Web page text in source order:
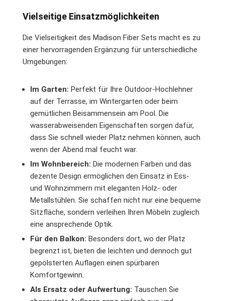
Vielseitige Einsatzmöglichkeiten
Die Vielseitigkeit des Madison Fiber Sets macht es zu
einer hervorragenden Ergänzung für unterschiedliche
Umgebungen:
Im Garten: Perfekt für Ihre Outdoor-Hochlehner
auf der Terrasse, im Wintergarten oder beim
gemütlichen Beisammensein am Pool. Die
wasserabweisenden Eigenschaften sorgen dafür,
dass Sie schnell wieder Platz nehmen können, auch
wenn der Abend mal feucht war.
Im Wohnbereich: Die modernen Farben und das
dezente Design ermöglichen den Einsatz in Ess-
und Wohnzimmern mit eleganten Holz- oder
Metallstühlen. Sie schaffen nicht nur eine bequeme
Sitzfläche, sondern verleihen Ihren Möbeln zugleich
eine ansprechende Optik.
Für den Balkon: Besonders dort, wo der Platz
begrenzt ist, bieten die leichten und dennoch gut
gepolsterten Auflagen einen spürbaren
Komfortgewinn.
Als Ersatz oder Aufwertung: Tauschen Sie